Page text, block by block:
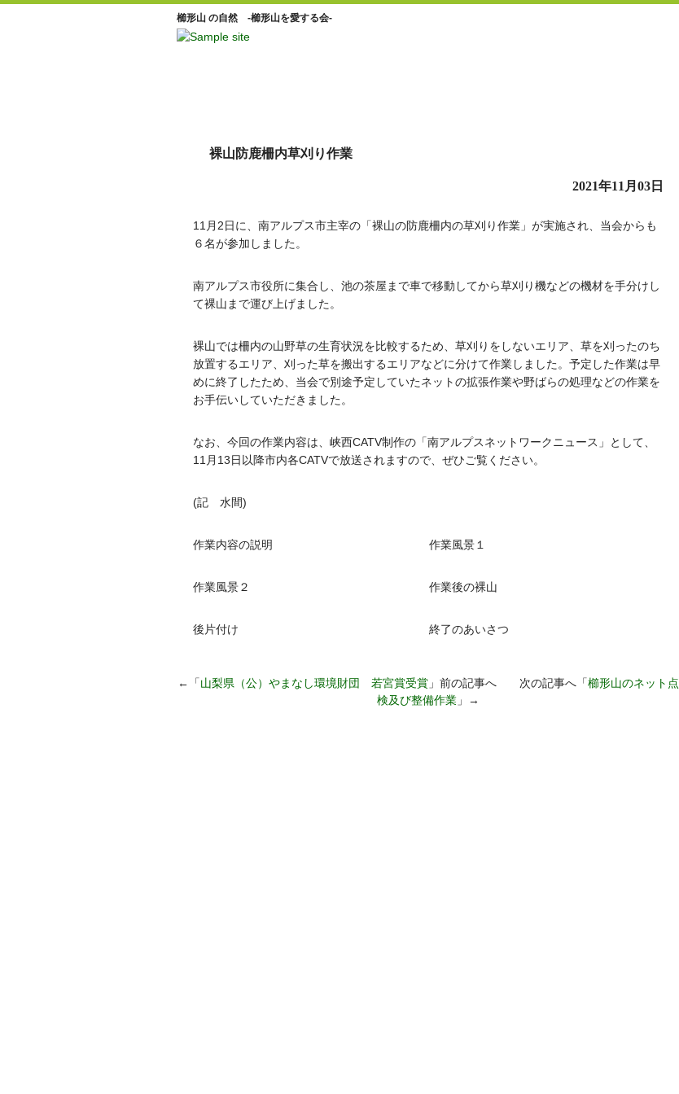
櫛形山 の自然 -櫛形山を愛する会-
裸山防鹿柵内草刈り作業
2021年11月03日
11月2日に、南アルプス市主宰の「裸山の防鹿柵内の草刈り作業」が実施され、当会からも
６名が参加しました。
南アルプス市役所に集合し、池の茶屋まで車で移動してから草刈り機などの機材を手分けし
て裸山まで運び上げました。
裸山では柵内の山野草の生育状況を比較するため、草刈りをしないエリア、草を刈ったのち
放置するエリア、刈った草を搬出するエリアなどに分けて作業しました。予定した作業は早
めに終了したため、当会で別途予定していたネットの拡張作業や野ばらの処理などの作業を
お手伝いしていただきました。
なお、今回の作業内容は、峡西CATV制作の「南アルプスネットワークニュース」として、
11月13日以降市内各CATVで放送されますので、ぜひご覧ください。
(記 水間)
作業内容の説明 作業風景１
作業風景２ 作業後の裸山
後片付け 終了のあいさつ
←「山梨県（公）やまなし環境財団 若宮賞受賞 」前の記事へ 次の記事へ「櫛形山のネット点
検及び整備作業 」→